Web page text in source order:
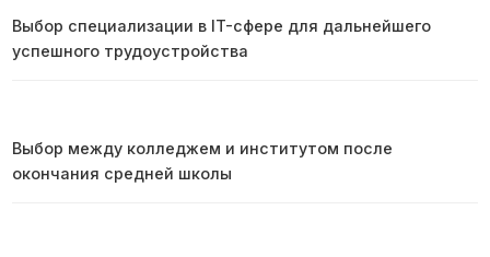
Выбор специализации в IT-сфере для дальнейшего
успешного трудоустройства
Выбор между колледжем и институтом после
окончания средней школы